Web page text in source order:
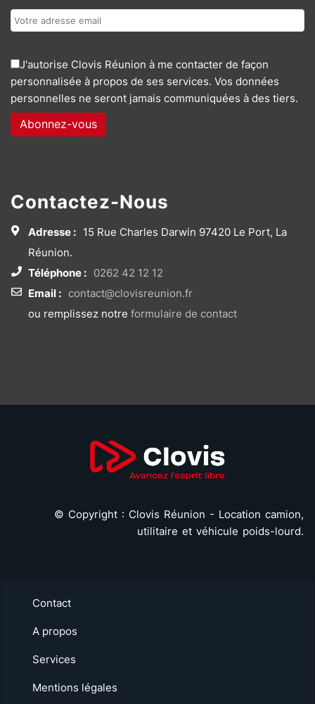
J'autorise Clovis Réunion à me contacter de façon
personnalisée à propos de ses services. Vos données
personnelles ne seront jamais communiquées à des tiers.
Contactez-Nous
Adresse : 15 Rue Charles Darwin 97420 Le Port, La
Réunion.
Téléphone : 0262 42 12 12
Email : contact@clovisreunion.fr
ou remplissez notre formulaire de contact
© Copyright : Clovis Réunion - Location camion,
utilitaire et véhicule poids-lourd.
Contact
A propos
Services
Mentions légales